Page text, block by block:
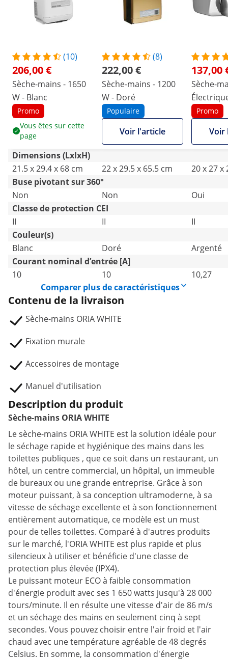
(10)
206,00 €
Sèche-mains - 1650
W - Blanc
Promo
Vous êtes sur cette
page
(8)
222,00 €
Sèche-mains - 1200
W - Doré
Populaire
Voir l'article
137,00
Sèche-
Bec
360°
Promo
Voir
Dimensions (LxlxH)
21.5 x 29.4 x 68 cm
22 x 29.5 x 65.5 cm
20 x 27 x
Buse pivotant sur 360°
Non
Non
Oui
Classe de protection CEI
II
II
II
Couleur(s)
Blanc
Doré
Argenté
Courant nominal d’entrée [A]
10
10
10,27
Comparer plus de caractéristiques
Contenu de la livraison
Sèche-mains ORIA WHITE
Fixation murale
Accessoires de montage
Manuel d'utilisation
Description du produit
Sèche-mains ORIA WHITE
Le sèche-mains ORIA WHITE est la solution idéale pour
le séchage rapide et hygiénique des mains dans les
toilettes publiques , que ce soit dans un restaurant, un
hôtel, un centre commercial, un hôpital, un immeuble
de bureaux ou une grande entreprise. Grâce à son
moteur puissant, à sa conception ultramoderne, à sa
vitesse de séchage excellente et à son fonctionnement
entièrement automatique, ce modèle est un must
pour de telles toilettes. Comparé à d'autres produits
sur le marché, l'ORIA WHITE est plus rapide et plus
silencieux à utiliser et bénéficie d'une classe de
protection plus élevée (IPX4).
Le puissant moteur ECO à faible consommation
d'énergie produit avec ses 1 650 watts jusqu'à 28 000
tours/minute. Il en résulte une vitesse d'air de 86 m/s
et un séchage des mains en seulement cinq à sept
secondes. Vous pouvez choisir entre l'air froid et l'air
chaud avec une température agréable de 48 degrés
Celsius. En somme, la consommation d'énergie